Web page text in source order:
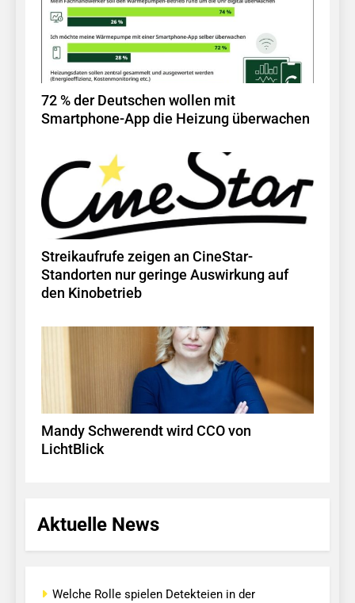
72 % der Deutschen wollen mit
Smartphone-App die Heizung überwachen
Streikaufrufe zeigen an CineStar-
Standorten nur geringe Auswirkung auf
den Kinobetrieb
Mandy Schwerendt wird CCO von
LichtBlick
Aktuelle News
Welche Rolle spielen Detekteien in der